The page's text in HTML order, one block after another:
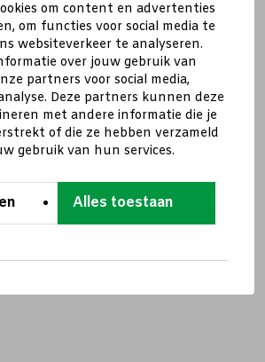
om content en advertenties
om functies voor social media te
websiteverkeer te analyseren.
over jouw gebruik van
partners voor social media,
Deze partners kunnen deze
met andere informatie die je
of die ze hebben verzameld
gebruik van hun services.
Alles toestaan